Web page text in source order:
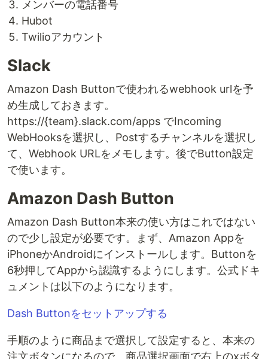
メンバーの電話番号
Hubot
Twilioアカウント
Slack
Amazon Dash Buttonで使われるwebhook urlを予
め生成しておきます。
https://{team}.slack.com/apps でIncoming
WebHooksを選択し、Postするチャンネルを選択し
て、Webhook URLをメモします。後でButton設定
で使います。
Amazon Dash Button
Amazon Dash Button本来の使い方はこれではない
ので少し設定が必要です。まず、Amazon Appを
iPhoneかAndroidにインストールします。Buttonを
6秒押してAppから認識するようにします。公式ドキ
ュメントは以下のようになります。
Dash Buttonをセットアップする
手順のように商品まで選択して設定すると、本来の
注文ボタンになるので、商品選択画面で右上のxボタ